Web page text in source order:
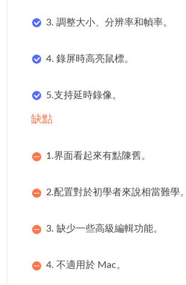
3. 調整大小、分辨率和幀率。
4. 錄屏時高亮鼠標。
5.支持延時錄像。
缺點
1.界面看起來有點陳舊。
2.配置對於初學者來說相當難學。
3. 缺少一些高級編輯功能。
4. 不適用於 Mac。